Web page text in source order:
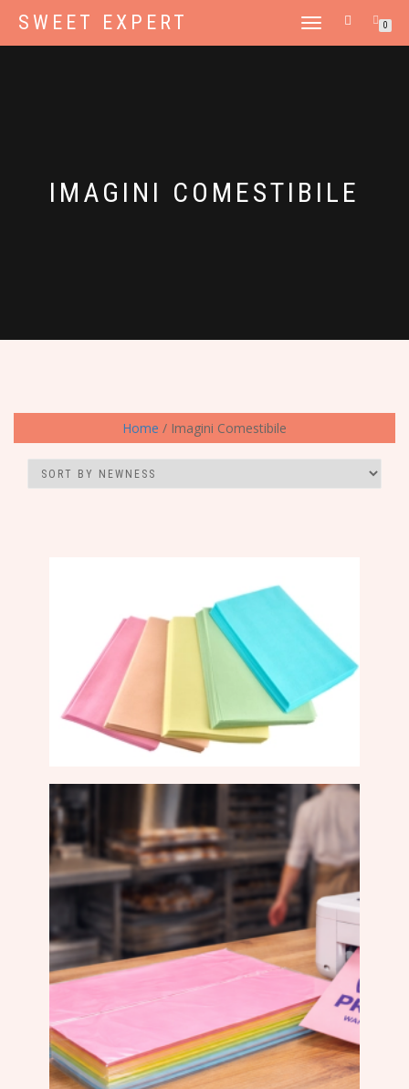
SWEET EXPERT
TOGGLE
0
IMAGINI COMESTIBILE
Home / Imagini Comestibile